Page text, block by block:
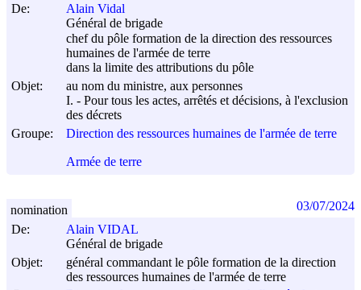
De:
Alain Vidal
Général de brigade
chef du pôle formation de la direction des ressources
humaines de l'armée de terre
dans la limite des attributions du pôle
Objet:
au nom du ministre, aux personnes
I. - Pour tous les actes, arrêtés et décisions, à l'exclusion
des décrets
Groupe:
Direction des ressources humaines de l'armée de terre
Armée de terre
De:
Alain VIDAL
Général de brigade
Objet:
général commandant le pôle formation de la direction
des ressources humaines de l'armée de terre
nomination 03/07/2024